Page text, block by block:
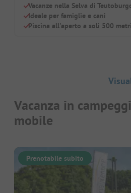
Vacanze nella Selva di
Ideale per famiglie e cani
Piscina all'aperto a soli 500 metri
Vacanza in
mobile
Prenotabile subito